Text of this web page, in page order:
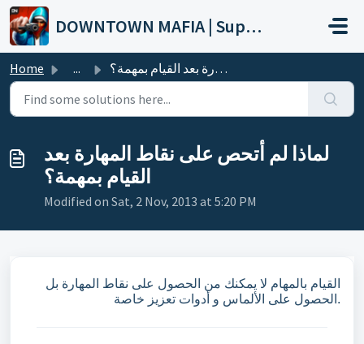
Skip to main content
DOWNTOWN MAFIA | Support
Home ... لماذا لم أتحص على نقاط المهارة بعد القيام بمهمة؟
لماذا لم أتحص على نقاط المهارة بعد
القيام بمهمة؟
Modified on Sat, 2 Nov, 2013 at 5:20 PM
القيام بالمهام لا يمكنك من الحصول على نقاط المهارة بل
الحصول على الألماس و أدوات تعزيز خاصة.